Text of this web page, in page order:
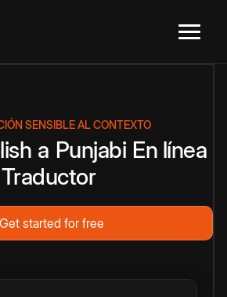
SENSIBLE AL CONTEXTO
a Punjabi En línea
Traductor
Get started for free